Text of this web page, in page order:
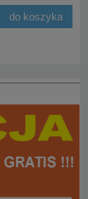
do koszyka